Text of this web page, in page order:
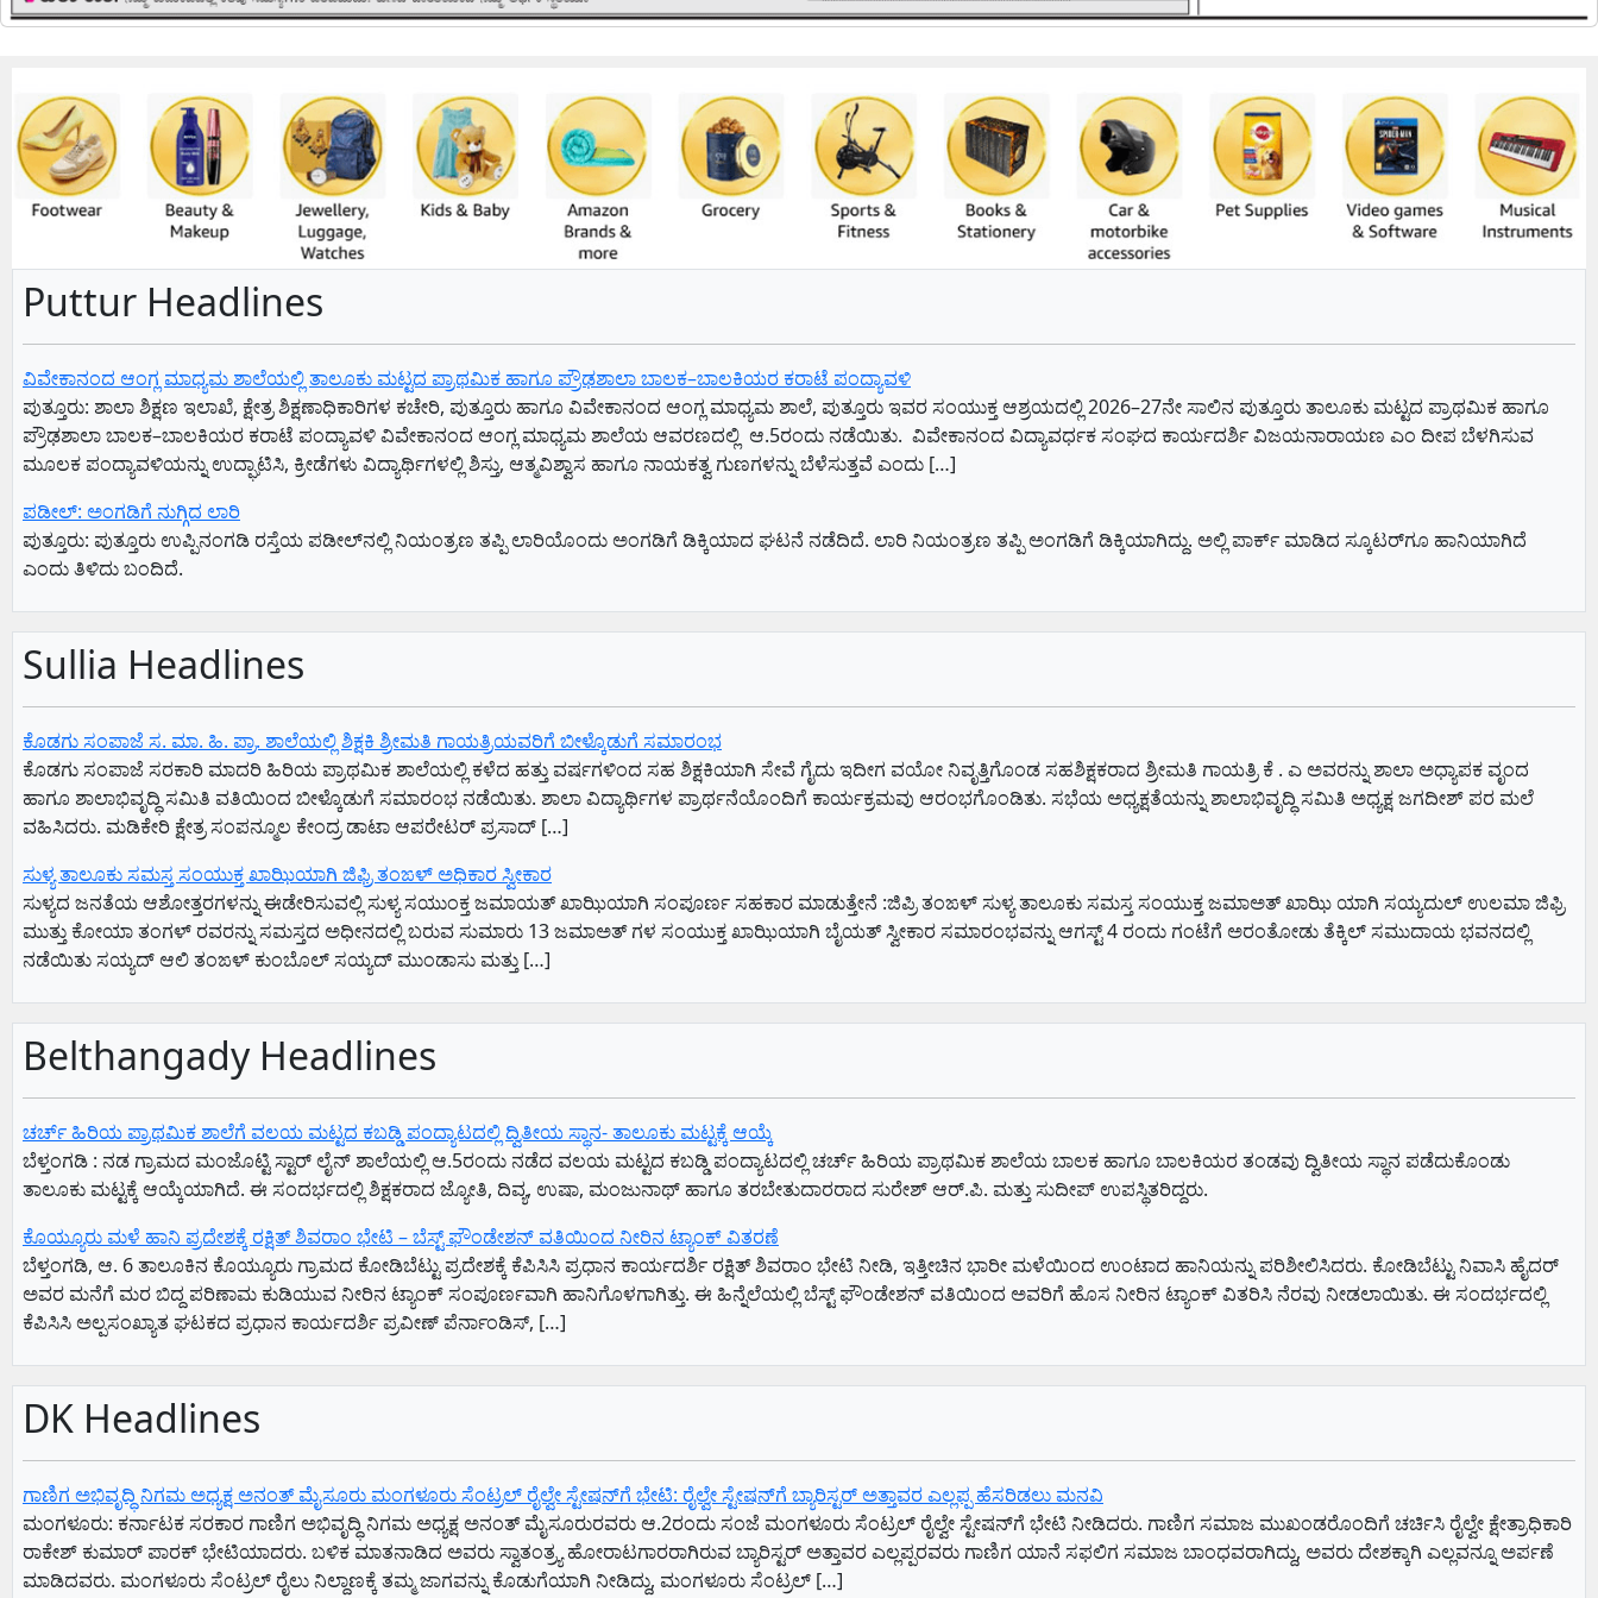
Puttur Headlines
ವಿವೇಕಾನಂದ ಆಂಗ್ಲ ಮಾಧ್ಯಮ ಶಾಲೆಯಲ್ಲಿ ತಾಲೂಕು ಮಟ್ಟದ ಪ್ರಾಥಮಿಕ ಹಾಗೂ ಪ್ರೌಢಶಾಲಾ ಬಾಲಕ–ಬಾಲಕಿಯರ ಕರಾಟೆ ಪಂದ್ಯಾವಳಿ
ಪುತ್ತೂರು: ಶಾಲಾ ಶಿಕ್ಷಣ ಇಲಾಖೆ, ಕ್ಷೇತ್ರ ಶಿಕ್ಷಣಾಧಿಕಾರಿಗಳ ಕಚೇರಿ, ಪುತ್ತೂರು ಹಾಗೂ ವಿವೇಕಾನಂದ ಆಂಗ್ಲ ಮಾಧ್ಯಮ ಶಾಲೆ, ಪುತ್ತೂರು ಇವರ ಸಂಯುಕ್ತ ಆಶ್ರಯದಲ್ಲಿ 2026–27ನೇ ಸಾಲಿನ ಪುತ್ತೂರು ತಾಲೂಕು ಮಟ್ಟದ ಪ್ರಾಥಮಿಕ ಹಾಗೂ
ಪ್ರೌಢಶಾಲಾ ಬಾಲಕ–ಬಾಲಕಿಯರ ಕರಾಟೆ ಪಂದ್ಯಾವಳಿ ವಿವೇಕಾನಂದ ಆಂಗ್ಲ ಮಾಧ್ಯಮ ಶಾಲೆಯ ಆವರಣದಲ್ಲಿ ಆ.5ರಂದು ನಡೆಯಿತು. ವಿವೇಕಾನಂದ ವಿದ್ಯಾವರ್ಧಕ ಸಂಘದ ಕಾರ್ಯದರ್ಶಿ ವಿಜಯನಾರಾಯಣ ಎಂ ದೀಪ ಬೆಳಗಿಸುವ
ಮೂಲಕ ಪಂದ್ಯಾವಳಿಯನ್ನು ಉದ್ಘಾಟಿಸಿ, ಕ್ರೀಡೆಗಳು ವಿದ್ಯಾರ್ಥಿಗಳಲ್ಲಿ ಶಿಸ್ತು, ಆತ್ಮವಿಶ್ವಾಸ ಹಾಗೂ ನಾಯಕತ್ವ ಗುಣಗಳನ್ನು ಬೆಳೆಸುತ್ತವೆ ಎಂದು […]
ಪಡೀಲ್: ಅಂಗಡಿಗೆ ನುಗ್ಗಿದ ಲಾರಿ
ಪುತ್ತೂರು: ಪುತ್ತೂರು ಉಪ್ಪಿನಂಗಡಿ ರಸ್ತೆಯ ಪಡೀಲ್‌ನಲ್ಲಿ ನಿಯಂತ್ರಣ ತಪ್ಪಿ ಲಾರಿಯೊಂದು ಅಂಗಡಿಗೆ ಡಿಕ್ಕಿಯಾದ ಘಟನೆ ನಡೆದಿದೆ. ಲಾರಿ ನಿಯಂತ್ರಣ ತಪ್ಪಿ ಅಂಗಡಿಗೆ ಡಿಕ್ಕಿಯಾಗಿದ್ದು. ಅಲ್ಲಿ ಪಾರ್ಕ್ ಮಾಡಿದ ಸ್ಕೂಟರ್‌ಗೂ ಹಾನಿಯಾಗಿದೆ
ಎಂದು ತಿಳಿದು ಬಂದಿದೆ.
Sullia Headlines
ಕೊಡಗು ಸಂಪಾಜೆ ಸ. ಮಾ. ಹಿ. ಪ್ರಾ. ಶಾಲೆಯಲ್ಲಿ ಶಿಕ್ಷಕಿ ಶ್ರೀಮತಿ ಗಾಯತ್ರಿಯವರಿಗೆ ಬೀಳ್ಕೊಡುಗೆ ಸಮಾರಂಭ
ಕೊಡಗು ಸಂಪಾಜೆ ಸರಕಾರಿ ಮಾದರಿ ಹಿರಿಯ ಪ್ರಾಥಮಿಕ ಶಾಲೆಯಲ್ಲಿ ಕಳೆದ ಹತ್ತು ವರ್ಷಗಳಿಂದ ಸಹ ಶಿಕ್ಷಕಿಯಾಗಿ ಸೇವೆ ಗೈದು ಇದೀಗ ವಯೋ ನಿವೃತ್ತಿಗೊಂಡ ಸಹಶಿಕ್ಷಕರಾದ ಶ್ರೀಮತಿ ಗಾಯತ್ರಿ ಕೆ . ಎ ಅವರನ್ನು ಶಾಲಾ ಅಧ್ಯಾಪಕ ವೃಂದ
ಹಾಗೂ ಶಾಲಾಭಿವೃದ್ಧಿ ಸಮಿತಿ ವತಿಯಿಂದ ಬೀಳ್ಕೊಡುಗೆ ಸಮಾರಂಭ ನಡೆಯಿತು. ಶಾಲಾ ವಿದ್ಯಾರ್ಥಿಗಳ ಪ್ರಾರ್ಥನೆಯೊಂದಿಗೆ ಕಾರ್ಯಕ್ರಮವು ಆರಂಭಗೊಂಡಿತು. ಸಭೆಯ ಅಧ್ಯಕ್ಷತೆಯನ್ನು ಶಾಲಾಭಿವೃದ್ಧಿ ಸಮಿತಿ ಅಧ್ಯಕ್ಷ ಜಗದೀಶ್ ಪರ ಮಲೆ
ವಹಿಸಿದರು. ಮಡಿಕೇರಿ ಕ್ಷೇತ್ರ ಸಂಪನ್ಮೂಲ ಕೇಂದ್ರ ಡಾಟಾ ಆಪರೇಟರ್ ಪ್ರಸಾದ್ […]
ಸುಳ್ಯ ತಾಲೂಕು ಸಮಸ್ತ ಸಂಯುಕ್ತ ಖಾಝಿಯಾಗಿ ಜಿಫ್ರಿ ತಂಙಳ್ ಅಧಿಕಾರ ಸ್ವೀಕಾರ
ಸುಳ್ಯದ ಜನತೆಯ ಆಶೋತ್ತರಗಳನ್ನು ಈಡೇರಿಸುವಲ್ಲಿ ಸುಳ್ಯ ಸಯುಂಕ್ತ ಜಮಾಯತ್ ಖಾಝಿಯಾಗಿ ಸಂಪೂರ್ಣ ಸಹಕಾರ ಮಾಡುತ್ತೇನೆ :ಜಿಪ್ರಿ ತಂಙಳ್ ಸುಳ್ಯ ತಾಲೂಕು ಸಮಸ್ತ ಸಂಯುಕ್ತ ಜಮಾಅತ್ ಖಾಝಿ ಯಾಗಿ ಸಯ್ಯದುಲ್ ಉಲಮಾ ಜಿಫ್ರಿ
ಮುತ್ತು ಕೋಯಾ ತಂಗಳ್ ರವರನ್ನು ಸಮಸ್ತದ ಅಧೀನದಲ್ಲಿ ಬರುವ ಸುಮಾರು 13 ಜಮಾಅತ್ ಗಳ ಸಂಯುಕ್ತ ಖಾಝಿಯಾಗಿ ಬೈಯತ್ ಸ್ವೀಕಾರ ಸಮಾರಂಭವನ್ನು ಆಗಸ್ಟ್ 4 ರಂದು ಗಂಟೆಗೆ ಅರಂತೋಡು ತೆಕ್ಕಿಲ್ ಸಮುದಾಯ ಭವನದಲ್ಲಿ
ನಡೆಯಿತು ಸಯ್ಯದ್ ಆಲಿ ತಂಙಳ್ ಕುಂಬೊಲ್ ಸಯ್ಯದ್ ಮುಂಡಾಸು ಮತ್ತು […]
Belthangady Headlines
ಚರ್ಚ್ ಹಿರಿಯ ಪ್ರಾಥಮಿಕ ಶಾಲೆಗೆ ವಲಯ ಮಟ್ಟದ ಕಬಡ್ಡಿ ಪಂದ್ಯಾಟದಲ್ಲಿ ದ್ವಿತೀಯ ಸ್ಥಾನ- ತಾಲೂಕು ಮಟ್ಟಕ್ಕೆ ಆಯ್ಕೆ
ಬೆಳ್ತಂಗಡಿ : ನಡ ಗ್ರಾಮದ ಮಂಜೊಟ್ಟಿ ಸ್ಟಾರ್ ಲೈನ್ ಶಾಲೆಯಲ್ಲಿ ಆ.5ರಂದು ನಡೆದ ವಲಯ ಮಟ್ಟದ ಕಬಡ್ಡಿ ಪಂದ್ಯಾಟದಲ್ಲಿ ಚರ್ಚ್ ಹಿರಿಯ ಪ್ರಾಥಮಿಕ ಶಾಲೆಯ ಬಾಲಕ ಹಾಗೂ ಬಾಲಕಿಯರ ತಂಡವು ದ್ವಿತೀಯ ಸ್ಥಾನ ಪಡೆದುಕೊಂಡು
ತಾಲೂಕು ಮಟ್ಟಕ್ಕೆ ಆಯ್ಕೆಯಾಗಿದೆ. ಈ ಸಂದರ್ಭದಲ್ಲಿ ಶಿಕ್ಷಕರಾದ ಜ್ಯೋತಿ, ದಿವ್ಯ, ಉಷಾ, ಮಂಜುನಾಥ್ ಹಾಗೂ ತರಬೇತುದಾರರಾದ ಸುರೇಶ್ ಆರ್.ಪಿ. ಮತ್ತು ಸುದೀಪ್ ಉಪಸ್ಥಿತರಿದ್ದರು.
ಕೊಯ್ಯೂರು ಮಳೆ ಹಾನಿ ಪ್ರದೇಶಕ್ಕೆ ರಕ್ಷಿತ್ ಶಿವರಾಂ ಭೇಟಿ – ಬೆಸ್ಟ್ ಫೌಂಡೇಶನ್ ವತಿಯಿಂದ ನೀರಿನ ಟ್ಯಾಂಕ್ ವಿತರಣೆ
ಬೆಳ್ತಂಗಡಿ, ಆ. 6 ತಾಲೂಕಿನ ಕೊಯ್ಯೂರು ಗ್ರಾಮದ ಕೋಡಿಬೆಟ್ಟು ಪ್ರದೇಶಕ್ಕೆ ಕೆಪಿಸಿಸಿ ಪ್ರಧಾನ ಕಾರ್ಯದರ್ಶಿ ರಕ್ಷಿತ್ ಶಿವರಾಂ ಭೇಟಿ ನೀಡಿ, ಇತ್ತೀಚಿನ ಭಾರೀ ಮಳೆಯಿಂದ ಉಂಟಾದ ಹಾನಿಯನ್ನು ಪರಿಶೀಲಿಸಿದರು. ಕೋಡಿಬೆಟ್ಟು ನಿವಾಸಿ ಹೈದರ್
ಅವರ ಮನೆಗೆ ಮರ ಬಿದ್ದ ಪರಿಣಾಮ ಕುಡಿಯುವ ನೀರಿನ ಟ್ಯಾಂಕ್ ಸಂಪೂರ್ಣವಾಗಿ ಹಾನಿಗೊಳಗಾಗಿತ್ತು. ಈ ಹಿನ್ನೆಲೆಯಲ್ಲಿ ಬೆಸ್ಟ್ ಫೌಂಡೇಶನ್ ವತಿಯಿಂದ ಅವರಿಗೆ ಹೊಸ ನೀರಿನ ಟ್ಯಾಂಕ್ ವಿತರಿಸಿ ನೆರವು ನೀಡಲಾಯಿತು. ಈ ಸಂದರ್ಭದಲ್ಲಿ
ಕೆಪಿಸಿಸಿ ಅಲ್ಪಸಂಖ್ಯಾತ ಘಟಕದ ಪ್ರಧಾನ ಕಾರ್ಯದರ್ಶಿ ಪ್ರವೀಣ್ ಪೆರ್ನಾಂಡಿಸ್, […]
DK Headlines
ಗಾಣಿಗ ಅಭಿವೃದ್ಧಿ ನಿಗಮ ಅಧ್ಯಕ್ಷ‌ ಅನಂತ್‌ ಮೈಸೂರು ಮಂಗಳೂರು ಸೆಂಟ್ರಲ್‌ ರೈಲ್ವೇ ಸ್ಟೇಷನ್‌ಗೆ ಭೇಟಿ: ರೈಲ್ವೇ ಸ್ಟೇಷನ್‌ಗೆ ಬ್ಯಾರಿಸ್ಟರ್‌ ಅತ್ತಾವರ ಎಲ್ಲಪ್ಪ ಹೆಸರಿಡಲು ಮನವಿ
ಮಂಗಳೂರು: ಕರ್ನಾಟಕ ಸರಕಾರ ಗಾಣಿಗ ಅಭಿವೃದ್ಧಿ ನಿಗಮ ಅಧ್ಯಕ್ಷ‌ ಅನಂತ್‌ ಮೈಸೂರುರವರು ಆ.2ರಂದು ಸಂಜೆ ಮಂಗಳೂರು ಸೆಂಟ್ರಲ್‌ ರೈಲ್ವೇ ಸ್ಟೇಷನ್‌ಗೆ ಭೇಟಿ ನೀಡಿದರು. ಗಾಣಿಗ ಸಮಾಜ ಮುಖಂಡರೊಂದಿಗೆ ಚರ್ಚಿಸಿ ರೈಲ್ವೇ ಕ್ಷೇತ್ರಾಧಿಕಾರಿ
ರಾಕೇಶ್‌ ಕುಮಾರ್‌ ಪಾರಕ್‌ ಭೇಟಿಯಾದರು. ಬಳಿಕ ಮಾತನಾಡಿದ ಅವರು ಸ್ವಾತಂತ್ರ್ಯ ಹೋರಾಟಗಾರರಾಗಿರುವ ಬ್ಯಾರಿಸ್ಟರ್‌ ಅತ್ತಾವರ ಎಲ್ಲಪ್ಪರವರು ಗಾಣಿಗ ಯಾನೆ ಸಫಲಿಗ ಸಮಾಜ ಬಾಂಧವರಾಗಿದ್ದು, ಅವರು ದೇಶಕ್ಕಾಗಿ ಎಲ್ಲವನ್ನೂ ಅರ್ಪಣೆ
ಮಾಡಿದವರು. ಮಂಗಳೂರು ಸೆಂಟ್ರಲ್‌ ರೈಲು ನಿಲ್ದಾಣಕ್ಕೆ ತಮ್ಮ ಜಾಗವನ್ನು ಕೊಡುಗೆಯಾಗಿ ನೀಡಿದ್ದು, ಮಂಗಳೂರು ಸೆಂಟ್ರಲ್‌ […]